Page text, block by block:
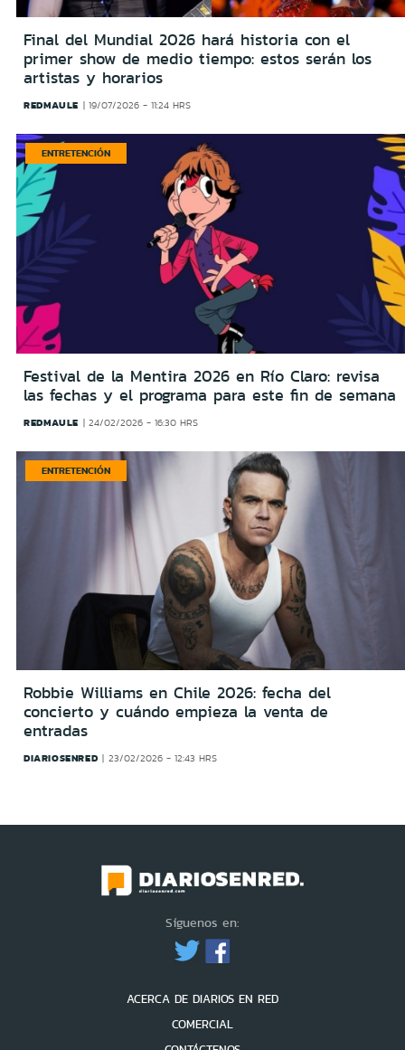
Final del Mundial 2026 hará historia con el
primer show de medio tiempo: estos serán los
artistas y horarios
REDMAULE 19/07/2026 - 11:24 HRS
ENTRETENCIÓN
Festival de la Mentira 2026 en Río Claro: revisa
las fechas y el programa para este fin de semana
REDMAULE 24/02/2026 - 16:30 HRS
ENTRETENCIÓN
Robbie Williams en Chile 2026: fecha del
concierto y cuándo empieza la venta de
entradas
DIARIOSENRED 23/02/2026 - 12:43 HRS
Síguenos en:
ACERCA DE DIARIOS EN RED
COMERCIAL